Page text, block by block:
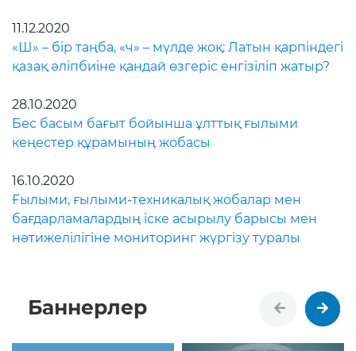
11.12.2020
«Ш» – бір таңба, «ч» – мүлде жоқ: Латын қарпіндегі
қазақ әліпбиіне қандай өзгеріс енгізіліп жатыр?
28.10.2020
Бес басым бағыт бойынша ұлттық ғылыми
кеңестер құрамының жобасы
16.10.2020
Ғылыми, ғылыми-техникалық жобалар мен
бағдарламалардың іске асырылу барысы мен
нәтижелілігіне мониторинг жүргізу туралы
Баннерлер